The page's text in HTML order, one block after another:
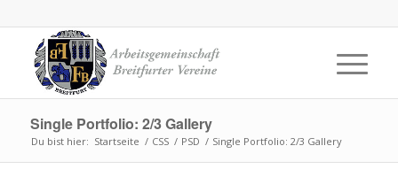
Single Portfolio: 2/3 Gallery
Du bist hier: Startseite / CSS / PSD / Single Portfolio: 2/3 Gallery